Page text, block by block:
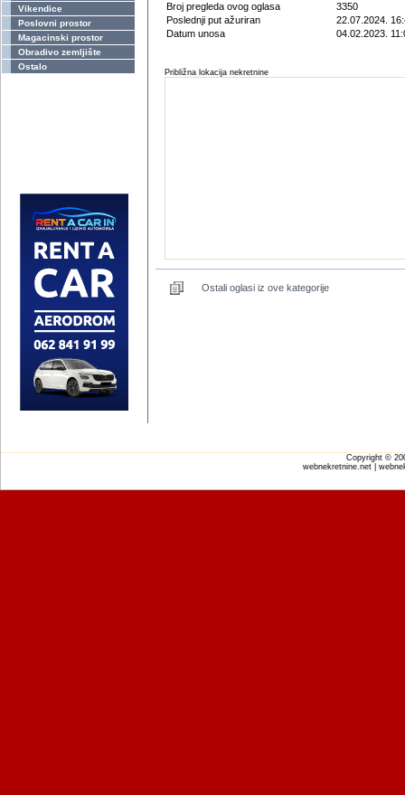
Vikendice
Poslovni prostor
Magacinski prostor
Obradivo zemljište
Ostalo
Broj pregleda ovog oglasa
3350
Poslednji put ažuriran
22.07.2024.
Datum unosa
04.02.2023.
Približna lokacija nekretnine
Ostali oglasi iz ove kategorije
Copyright ©
webnekretnine.net |